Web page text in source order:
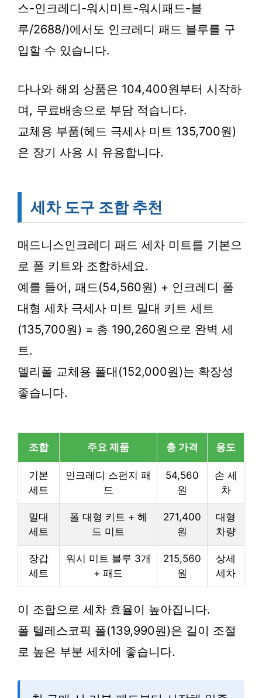
스-인크레디-워시미트-워시패드-블
루/2688/)에서도 인크레디 패드 블루를 구
입할 수 있습니다.
다나와 해외 상품은 104,400원부터 시작하
며, 무료배송으로 부담 적습니다.
교체용 부품(헤드 극세사 미트 135,700원)
은 장기 사용 시 유용합니다.
세차 도구 조합 추천
매드니스인크레디 패드 세차 미트를 기본으
로 폴 키트와 조합하세요.
예를 들어, 패드(54,560원) + 인크레디 폴
대형 세차 극세사 미트 밀대 키트 세트
(135,700원) = 총 190,260원으로 완벽 세
트.
델리폴 교체용 폴대(152,000원)는 확장성
좋습니다.
조합 주요 제품 총 가격 용도
기본
세트
인크레디 스펀지 패
드
54,560
원
손 세
차
밀대
세트
폴 대형 키트 + 헤
드 미트
271,400
원
대형
차량
장갑
세트
워시 미트 블루 3개
+ 패드
215,560
원
상세
세차
이 조합으로 세차 효율이 높아집니다.
폴 텔레스코픽 폴(139,990원)은 길이 조절
로 높은 부분 세차에 좋습니다.